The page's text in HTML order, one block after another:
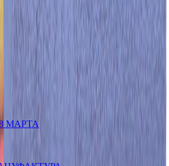
МАРТА